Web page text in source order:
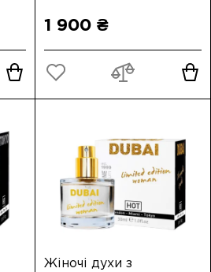
1 900 ₴
Жіночі духи з